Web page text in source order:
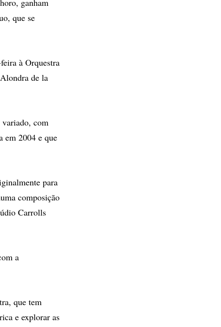
ganham
que se
à Orquestra
de la
variado, com
em 2004 e que
para
composição
Carrolls
a
que tem
e explorar as